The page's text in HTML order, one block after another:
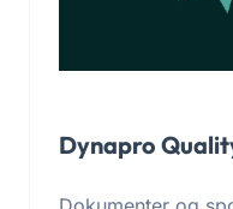
Dynapro